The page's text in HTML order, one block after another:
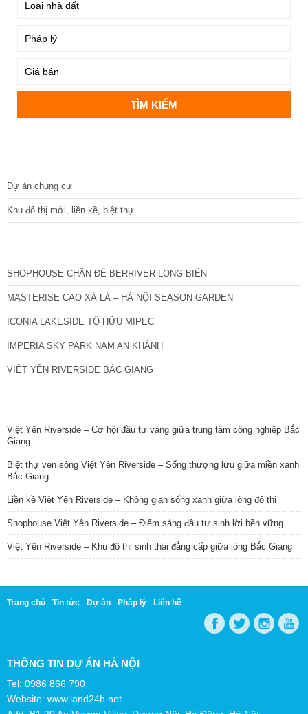
Dự án chung cư
Khu đô thị mới, liền kề, biệt thự
SHOPHOUSE CHÂN ĐẾ BERRIVER LONG BIÊN
MASTERISE CAO XÀ LÁ – HÀ NỘI SEASON GARDEN
ICONIA LAKESIDE TỐ HỮU MIPEC
IMPERIA SKY PARK NAM AN KHÁNH
VIỆT YÊN RIVERSIDE BẮC GIANG
Việt Yên Riverside – Cơ hội đầu tư vàng giữa trung tâm công nghiệp Bắc
Giang
Biệt thự ven sông Việt Yên Riverside – Sống thượng lưu giữa miền xanh
Bắc Giang
Liền kề Việt Yên Riverside – Không gian sống xanh giữa lòng đô thị
Shophouse Việt Yên Riverside – Điểm sáng đầu tư sinh lời bền vững
Việt Yên Riverside – Khu đô thị sinh thái đẳng cấp giữa lòng Bắc Giang
Trang chủ Tin tức Dự án Pháp lý Liên hệ
THÔNG TIN DỰ ÁN HÀ NỘI
Tel: 0986 866 790
Website: www.land24h.net